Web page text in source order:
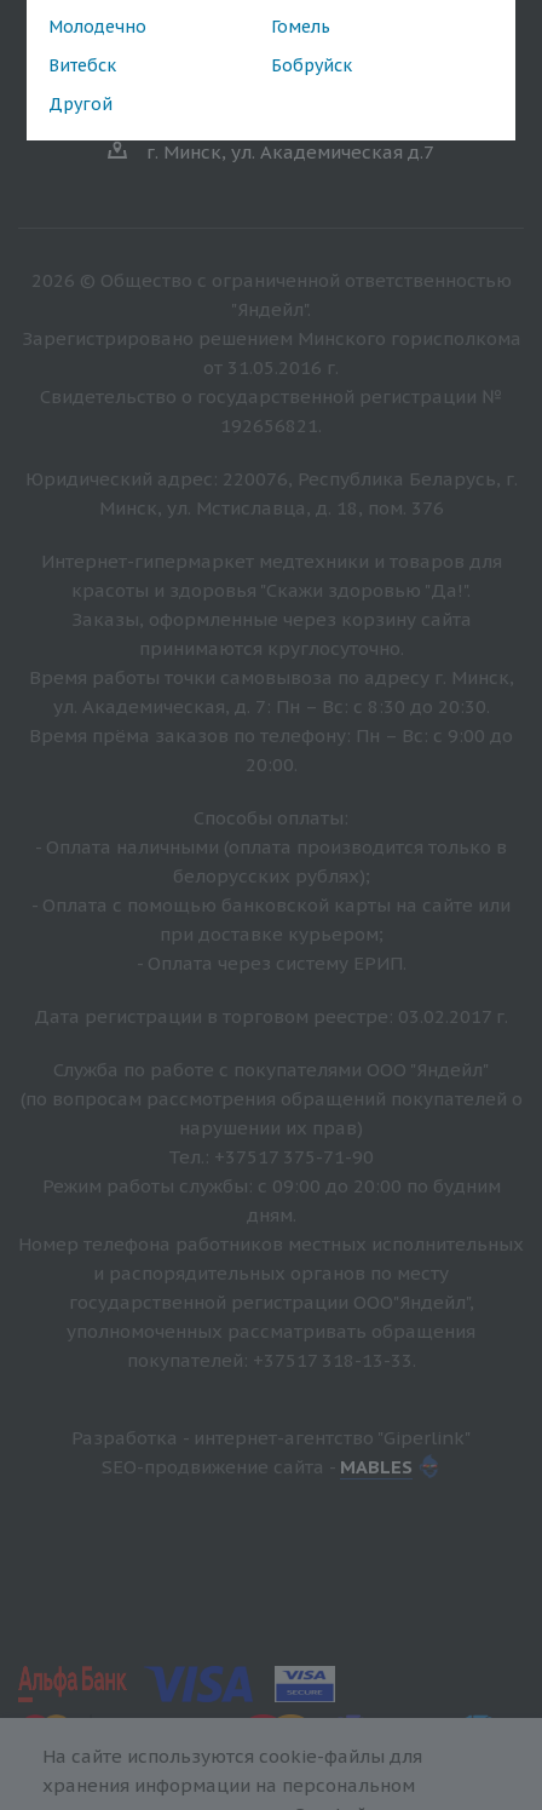
Молодечно
Гомель
Витебск
Бобруйск
Другой+375(29) 601-89-10
г. Минск, ул. Академическая д.7
2026 © Общество с ограниченной ответственностью
"Яндейл".
Зарегистрировано решением Минского горисполкома
от 31.05.2016 г.
Свидетельство о государственной регистрации №
192656821.
Юридический адрес: 220076, Республика Беларусь, г.
Минск, ул. Мстиславца, д. 18, пом. 376
Интернет-гипермаркет медтехники и товаров для
красоты и здоровья "Скажи здоровью "Да!".
Заказы, оформленные через корзину сайта
принимаются круглосуточно.
Время работы точки самовывоза по адресу г. Минск,
ул. Академическая, д. 7: Пн – Вс: с 8:30 до 20:30.
Время прёма заказов по телефону: Пн – Вс: с 9:00 до
20:00.
Способы оплаты:
- Оплата наличными (оплата производится только в
белорусских рублях);
- Оплата с помощью банковской карты на сайте или
при доставке курьером;
- Оплата через систему ЕРИП.
Дата регистрации в торговом реестре: 03.02.2017 г.
Служба по работе с покупателями ООО "Яндейл"
(по вопросам рассмотрения обращений покупателей о
нарушении их прав)
Тел.: +37517 375-71-90
Режим работы службы: с 09:00 до 20:00 по будним
дням.
Номер телефона работников местных исполнительных
и распорядительных органов по месту
государственной регистрации ООО"Яндейл",
уполномоченных рассматривать обращения
покупателей: +37517 318-13-33.
Разработка - интернет-агентство "Giperlink"
SEO-продвижение сайта - MABLES
На сайте используются cookie-файлы для
хранения информации на персональном